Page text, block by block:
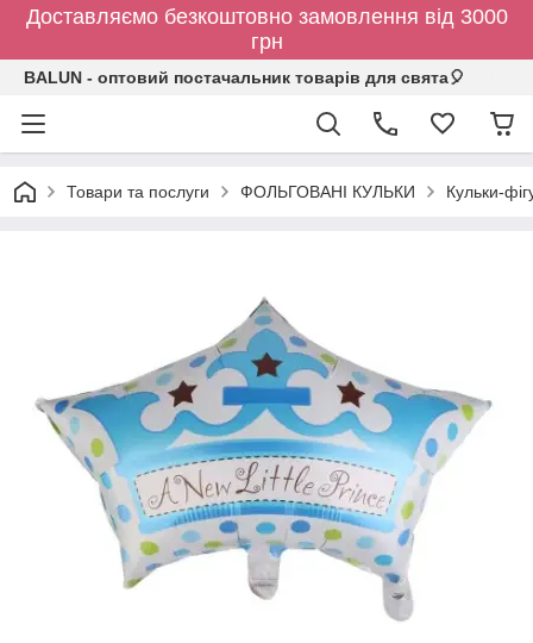
Доставляємо безкоштовно замовлення від 3000
грн
BALUN - оптовий постачальник товарів для свята🎈
Товари та послуги ФОЛЬГОВАНІ КУЛЬКИ Кульки-